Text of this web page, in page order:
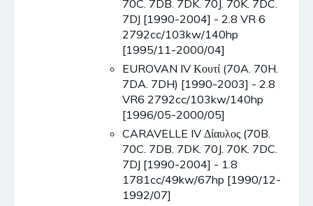
70C. 7DB. 7DK. 70J. 70K. 7DC.
7DJ [1990-2004] - 2.8 VR 6
2792cc/103kw/140hp
[1995/11-2000/04]
EUROVAN IV Κουτί (70A. 70H.
7DA. 7DH) [1990-2003] - 2.8
VR6 2792cc/103kw/140hp
[1996/05-2000/05]
CARAVELLE IV Δίαυλος (70B.
70C. 7DB. 7DK. 70J. 70K. 7DC.
7DJ [1990-2004] - 1.8
1781cc/49kw/67hp [1990/12-
1992/07]